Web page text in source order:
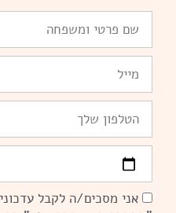
פרטי
ומשפחה
הסכמהאני מסכים/ה לקבל